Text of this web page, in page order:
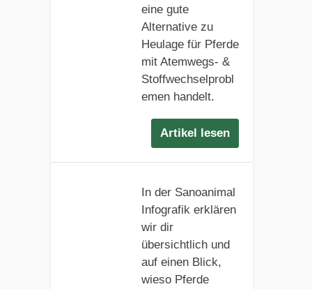
eine gute
Alternative zu
Heulage für Pferde
mit Atemwegs- &
Stoffwechselprobl
emen handelt.
Artikel lesen
In der Sanoanimal
Infografik erklären
wir dir
übersichtlich und
auf einen Blick,
wieso Pferde